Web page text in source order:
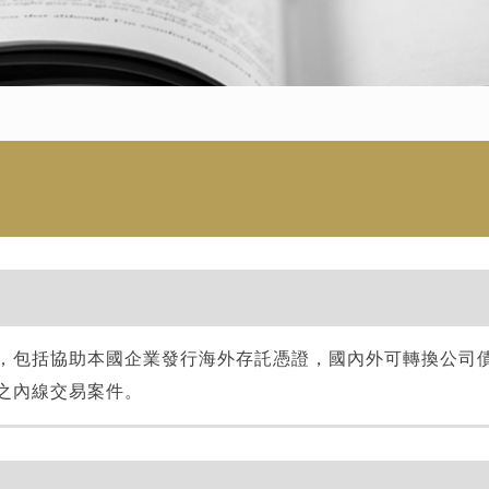
包括協助本國企業發行海外存託憑證，國內外可轉換公司
內線交易案件。